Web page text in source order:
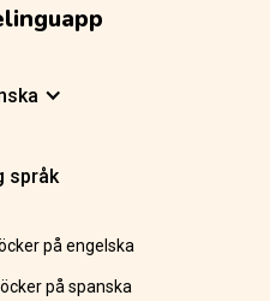
språk
på engelska
på spanska